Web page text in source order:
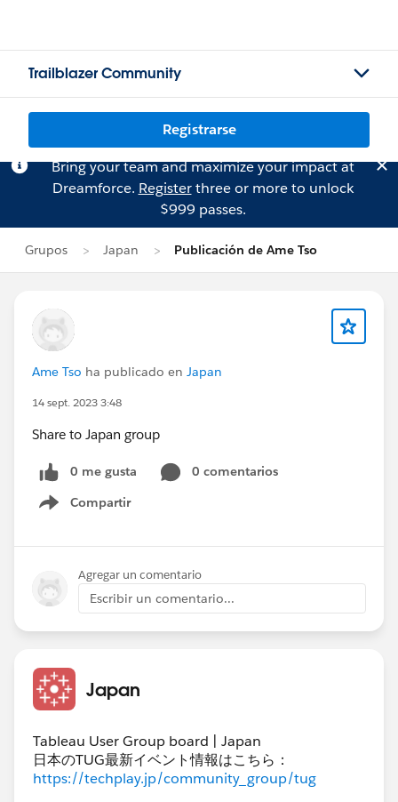
Trailblazer Community
Registrarse
Bring your team and maximize your impact at
Dreamforce. Registerthree or more to unlock
$999 passes.
Grupos Japan Publicación de Ame Tso
Ame Tso ha publicado en Japan
14 sept. 2023 3:48
Share to Japan group
0 me gusta
0 comentarios
Compartir
Show menu
Agregar un comentario
Escribir un comentario...
Japan
Tableau User Group board | Japan
日本のTUG最新イベント情報はこちら：
https://techplay.jp/community_group/tug